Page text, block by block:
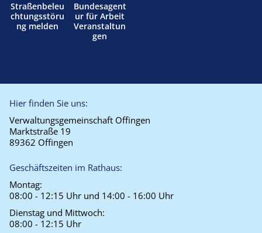
Straßenbeleu
chtungsstöru
ng melden
Bundesagent
ur für Arbeit
Veranstaltun
gen
Hier finden Sie uns:
Verwaltungsgemeinschaft Offingen
Marktstraße 19
89362 Offingen
Geschäftszeiten im Rathaus:
Montag:
08:00 - 12:15 Uhr und 14:00 - 16:00 Uhr
Dienstag und Mittwoch:
08:00 - 12:15 Uhr